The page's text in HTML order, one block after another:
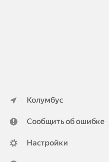
Колумбус
Сообщить об ошибке
Настройки